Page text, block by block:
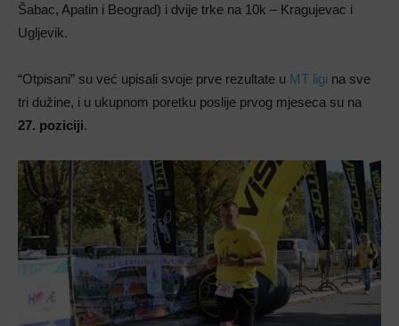
Šabac, Apatin i Beograd) i dvije trke na 10k – Kragujevac i
Ugljevik.
“Otpisani” su već upisali svoje prve rezultate u MT ligi na sve
tri dužine, i u ukupnom poretku poslije prvog mjeseca su na
27. poziciji.